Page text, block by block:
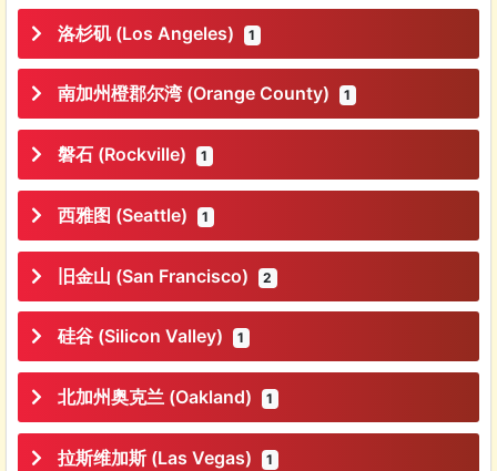
洛杉矶 (Los Angeles) 1
南加州橙郡尔湾 (Orange County) 1
磐石 (Rockville) 1
西雅图 (Seattle) 1
旧金山 (San Francisco) 2
硅谷 (Silicon Valley) 1
北加州奥克兰 (Oakland) 1
拉斯维加斯 (Las Vegas) 1